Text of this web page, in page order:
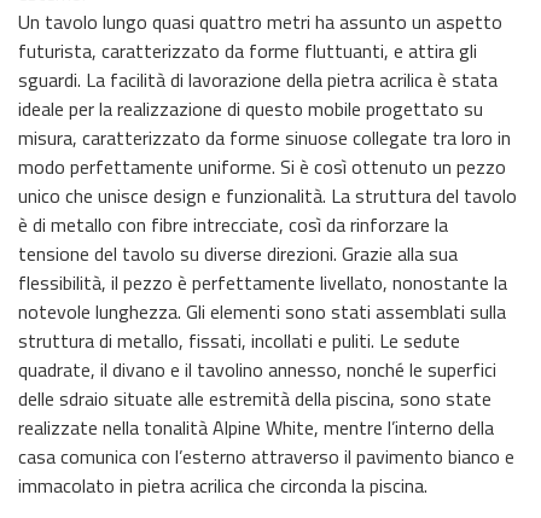
Un tavolo lungo quasi quattro metri ha assunto un aspetto
futurista, caratterizzato da forme fluttuanti, e attira gli
sguardi. La facilità di lavorazione della pietra acrilica è stata
ideale per la realizzazione di questo mobile progettato su
misura, caratterizzato da forme sinuose collegate tra loro in
modo perfettamente uniforme. Si è così ottenuto un pezzo
unico che unisce design e funzionalità. La struttura del tavolo
è di metallo con fibre intrecciate, così da rinforzare la
tensione del tavolo su diverse direzioni. Grazie alla sua
flessibilità, il pezzo è perfettamente livellato, nonostante la
notevole lunghezza. Gli elementi sono stati assemblati sulla
struttura di metallo, fissati, incollati e puliti. Le sedute
quadrate, il divano e il tavolino annesso, nonché le superfici
delle sdraio situate alle estremità della piscina, sono state
realizzate nella tonalità Alpine White, mentre l’interno della
casa comunica con l’esterno attraverso il pavimento bianco e
immacolato in pietra acrilica che circonda la piscina.